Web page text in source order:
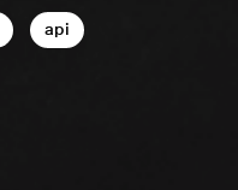
api